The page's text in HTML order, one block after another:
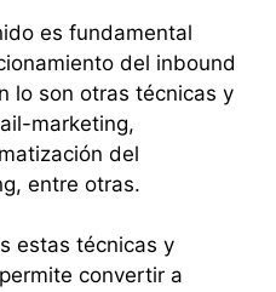
es fundamental
del inbound
lo son otras técnicas y
marketing,
del
entre otras.
estas técnicas y
convertir a